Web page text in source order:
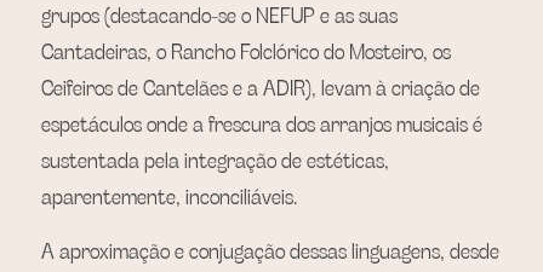
grupos (destacando-se o NEFUP e as suas
Cantadeiras, o Rancho Folclórico do Mosteiro, os
Ceifeiros de Cantelães e a ADIR), levam à criação de
espetáculos onde a frescura dos arranjos musicais é
sustentada pela integração de estéticas,
aparentemente, inconciliáveis.
A aproximação e conjugação dessas linguagens, desde